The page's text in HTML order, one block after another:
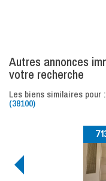
autres annonces immobilières correspondant à
votre recherche
Les biens similaires pour :
(38100)